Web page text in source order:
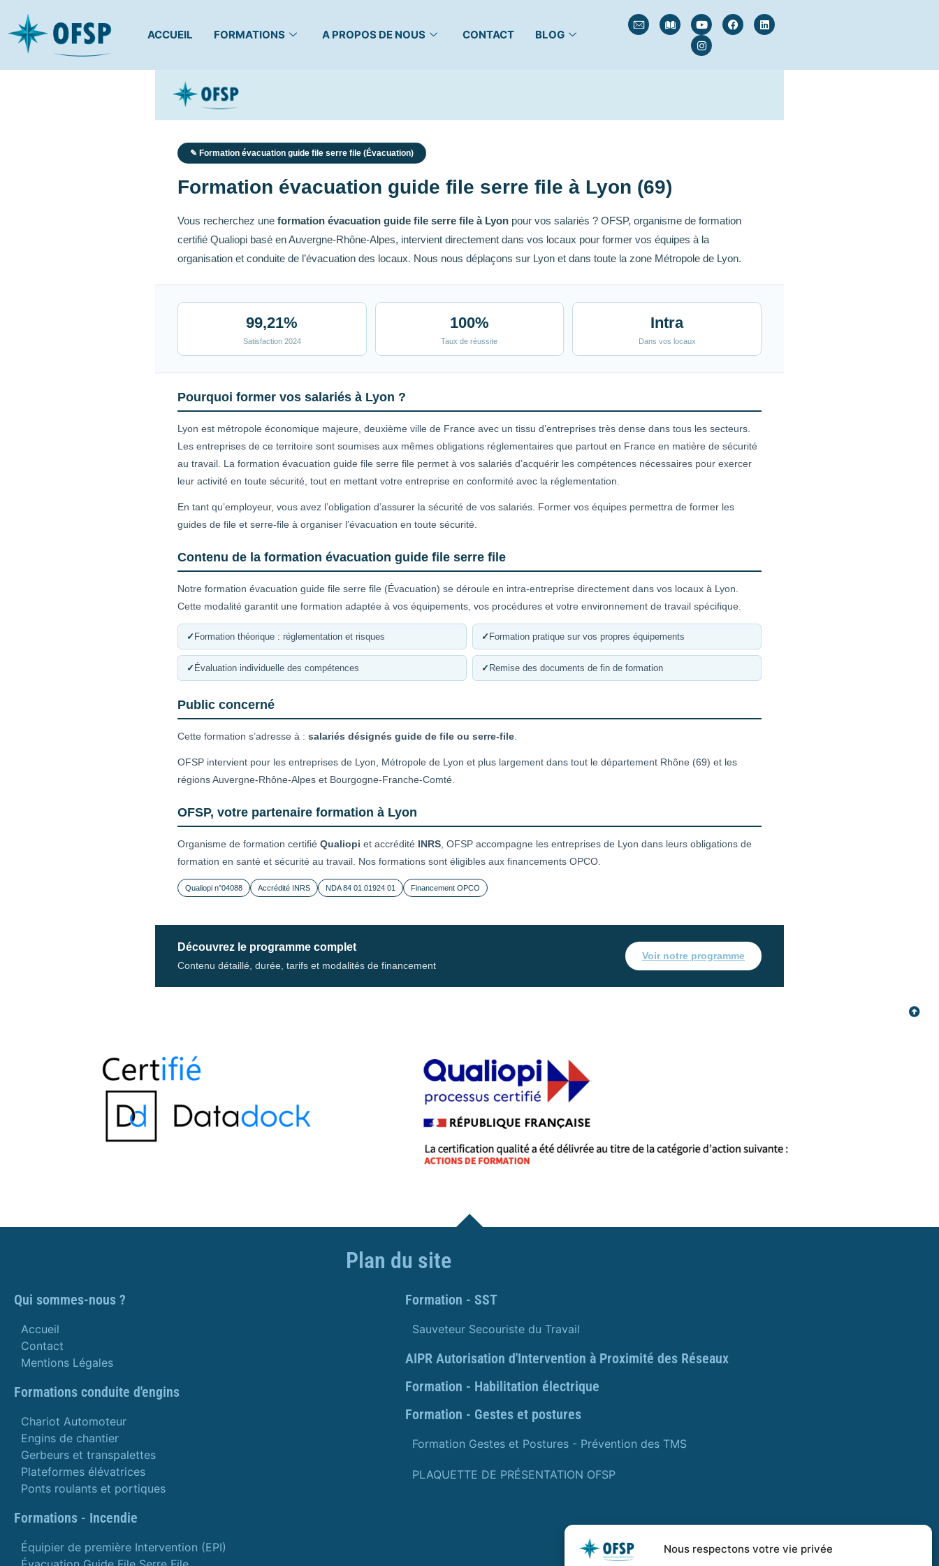
Nous respectons votre vie privée
ACCUEIL FORMATIONS A PROPOS DE NOUS CONTACT BLOG
✎ Formation évacuation guide file serre file (Évacuation)
Formation évacuation guide file serre file à Lyon (69)
Vous recherchez une formation évacuation guide file serre file à Lyon pour vos salariés ? OFSP, organisme de formation
certifié Qualiopi basé en Auvergne-Rhône-Alpes, intervient directement dans vos locaux pour former vos équipes à la
organisation et conduite de l’évacuation des locaux. Nous nous déplaçons sur Lyon et dans toute la zone Métropole de Lyon.
99,21%
Satisfaction 2024
100%
Taux de réussite
Intra
Dans vos locaux
Pourquoi former vos salariés à Lyon ?
Lyon est métropole économique majeure, deuxième ville de France avec un tissu d’entreprises très dense dans tous les secteurs.
Les entreprises de ce territoire sont soumises aux mêmes obligations réglementaires que partout en France en matière de sécurité
au travail. La formation évacuation guide file serre file permet à vos salariés d’acquérir les compétences nécessaires pour exercer
leur activité en toute sécurité, tout en mettant votre entreprise en conformité avec la réglementation.
En tant qu’employeur, vous avez l’obligation d’assurer la sécurité de vos salariés. Former vos équipes permettra de former les
guides de file et serre-file à organiser l’évacuation en toute sécurité.
Contenu de la formation évacuation guide file serre file
Notre formation évacuation guide file serre file (Évacuation) se déroule en intra-entreprise directement dans vos locaux à Lyon.
Cette modalité garantit une formation adaptée à vos équipements, vos procédures et votre environnement de travail spécifique.
✓ Formation théorique : réglementation et risques ✓ Formation pratique sur vos propres équipements
✓ Évaluation individuelle des compétences ✓ Remise des documents de fin de formation
Public concerné
Cette formation s’adresse à : salariés désignés guide de file ou serre-file
OFSP intervient pour les entreprises de Lyon, Métropole de Lyon et plus largement dans tout le département Rhône (69) et les
régions Auvergne-Rhône-Alpes et Bourgogne-Franche-Comté.
OFSP, votre partenaire formation à Lyon
Organisme de formation certifié Qualiopi et accrédité INRS , OFSP accompagne les entreprises de Lyon dans leurs obligations de
formation en santé et sécurité au travail. Nos formations sont éligibles aux financements OPCO.
Qualiopi n°04088 Accrédité INRS NDA 84 01 01924 01 Financement OPCO
Découvrez le programme complet
Contenu détaillé, durée, tarifs et modalités de financement
Voir notre programme
Plan du site
Qui sommes-nous ?
Accueil
Contact
Mentions Légales
Formations conduite d'engins
Chariot Automoteur
Engins de chantier
Gerbeurs et transpalettes
Plateformes élévatrices
Ponts roulants et portiques
Formations - Incendie
Équipier de première Intervention (EPI)
Formation - SST
Sauveteur Secouriste du Travail
AIPR Autorisation d'Intervention à Proximité des Réseaux
Formation - Habilitation électrique
Formation - Gestes et postures
Formation Gestes et Postures - Prévention des TMS
PLAQUETTE DE PRÉSENTATION OFSP